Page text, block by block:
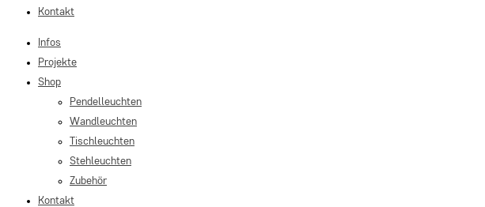
Kontakt
Infos
Projekte
Shop
Pendelleuchten
Wandleuchten
Tischleuchten
Stehleuchten
Zubehör
Kontakt